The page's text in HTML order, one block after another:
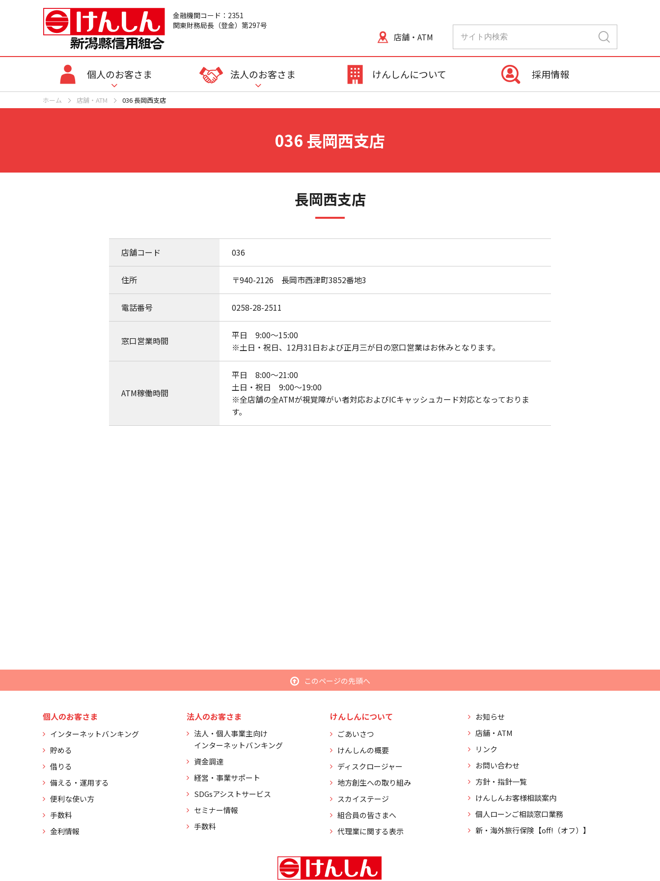
金融機関コード：2351
関東財務局長（登金）第297号
店舗・ATM
個人のお客さま 法人のお客さま けんしんについて 採用情報
ホーム 店舗・ATM 036 長岡西支店
036 長岡西支店
長岡西支店
店舗コード 036
住所 〒940-2126 長岡市西津町3852番地3
電話番号 0258-28-2511
窓口営業時間
平日 9:00～15:00
※土日・祝日、12月31日および正月三が日の窓口営業はお休みとなります。
ATM稼働時間
平日 8:00～21:00
土日・祝日 9:00～19:00
※全店舗の全ATMが視覚障がい者対応およびICキャッシュカード対応となっておりま
す。
このページの先頭へ
個人のお客さま
インターネットバンキング
貯める
借りる
備える・運用する
便利な使い方
手数料
金利情報
法人のお客さま
法人・個人事業主向け
インターネットバンキング
資金調達
経営・事業サポート
SDGsアシストサービス
セミナー情報
手数料
けんしんについて
ごあいさつ
けんしんの概要
ディスクロージャー
地方創生への取り組み
スカイステージ
組合員の皆さまへ
代理業に関する表示
お知らせ
店舗・ATM
リンク
お問い合わせ
方針・指針一覧
けんしんお客様相談案内
個人ローンご相談窓口業務
新・海外旅行保険【off!（オフ）】